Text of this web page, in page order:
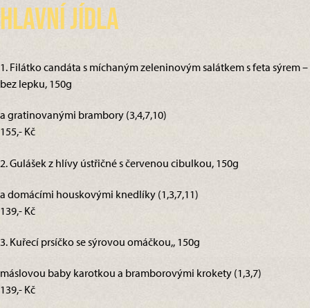
Hlavní jídla
1. Filátko candáta s míchaným zeleninovým salátkem s feta sýrem –
bez lepku, 150g
a gratinovanými brambory (3,4,7,10)
155,- Kč
2. Gulášek z hlívy ústřičné s červenou cibulkou, 150g
a domácími houskovými knedlíky (1,3,7,11)
139,- Kč
3. Kuřecí prsíčko se sýrovou omáčkou,, 150g
máslovou baby karotkou a bramborovými krokety (1,3,7)
139,- Kč